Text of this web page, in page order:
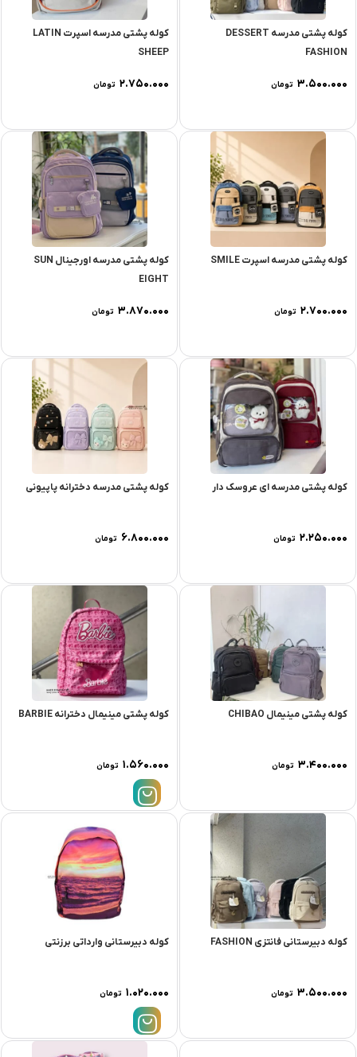
کوله پشتی مدرسه DESSERT
FASHION
۳.۵۰۰.۰۰۰ تومان
کوله پشتی مدرسه اسپرت LATIN
SHEEP
۲.۷۵۰.۰۰۰ تومان
کوله پشتی مدرسه اسپرت SMILE
۲.۷۰۰.۰۰۰ تومان
کوله پشتی مدرسه اورجینال SUN
EIGHT
۳.۸۷۰.۰۰۰ تومان
کوله پشتی مدرسه ای عروسک دار
۲.۲۵۰.۰۰۰ تومان
کوله پشتی مدرسه دخترانه پاپیونی
۶.۸۰۰.۰۰۰ تومان
کوله پشتی مینیمال CHIBAO
۳.۴۰۰.۰۰۰ تومان
کوله پشتی مینیمال دخترانه BARBIE
۱.۵۶۰.۰۰۰ تومان
کوله دبیرستانی فانتزی FASHION
۳.۵۰۰.۰۰۰ تومان
کوله دبیرستانی وارداتی برزنتی
۱.۰۲۰.۰۰۰ تومان